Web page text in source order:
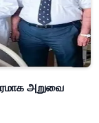
அறுவை